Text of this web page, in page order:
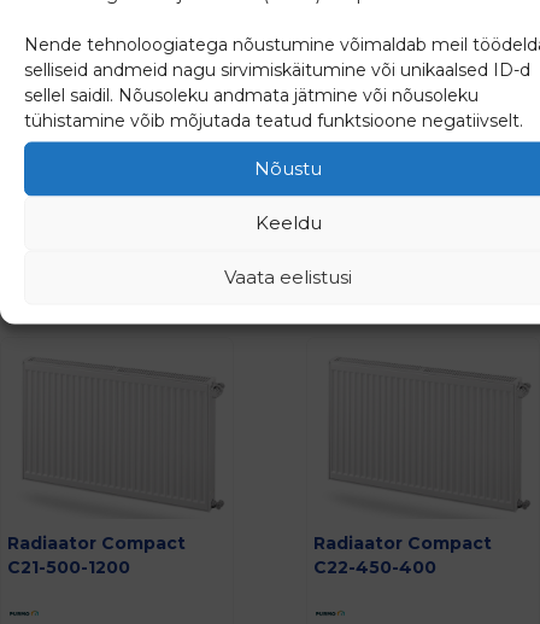
Nende tehnoloogiatega nõustumine võimaldab meil
selliseid andmeid nagu sirvimiskäitumine või unikaalsed ID-d
sellel saidil. Nõusoleku andmata jätmine või nõusoleku
tühistamine võib mõjutada teatud funktsioone negatiivselt.
Nõustu
Keeldu
Vaata eelistusi
Radiaator Ventil
Compact CV22-200-
2300
231.45€km-ga)
Radiaator Plan
Compact FC 21-300-
2600
292.03
(362.12€km-ga)
Radiaator Compact
C21-500-1200
Radiaator Compact
C22-450-400